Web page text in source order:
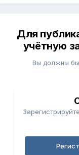
Для
учётную
Вы должны